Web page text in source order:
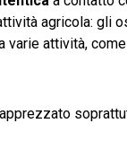
agricola: gli
varie attività,